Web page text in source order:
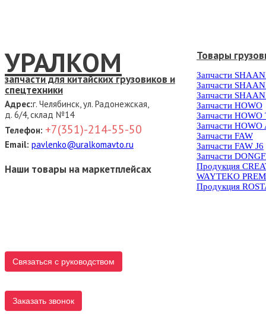
УРАЛКОМ
запчасти для китайских грузовиков и
спецтехники
Адрес:г. Челябинск, ул. Радонежская,
д. 6/4, склад №14
Телефон: +7(351)-214-55-50
Email: pavlenko@uralkomavto.ru
Наши товары на маркетплейсах
Связаться с руководством
Заказать звонок
Товары
Запчасти
Запчасти
Запчасти
Запчасти HOWO
Запчасти HOWO
Запчасти HOWO
Запчасти FAW
Запчасти FAW J6
Запчасти
Продукция
WAYTEKO
Продукция